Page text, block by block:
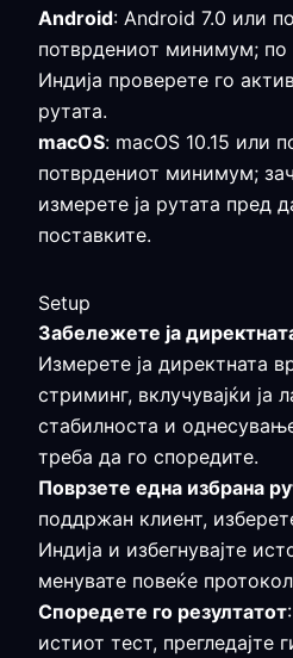
Android: Android 7.0 или
потврдениот минимум;
Индија проверете го
рутата.
macOS: macOS 10.15 или
потврдениот минимум;
измерете ја рутата пред
поставките.
Setup
Забележете ја
Измерете ја директната
стриминг, вклучувајќи ја
стабилноста и
треба да го споредите.
Поврзете една избрана
поддржан клиент,
Индија и избегнувајте
менувате повеќе
Споредете го резултатот
истиот тест, прегледајте